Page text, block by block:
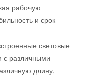
рабочую
и срок
световые
с различными
длину,